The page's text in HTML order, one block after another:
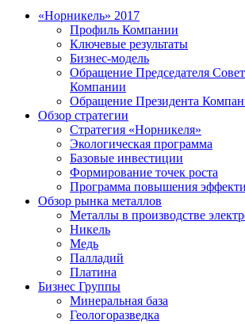
«Норникель» 2017
Профиль Компании
Ключевые результаты
Бизнес-модель
Обращение Председателя
Компании
Обращение Президента
Обзор стратегии
Стратегия «Норникеля»
Экологическая программа
Базовые инвестиции
Формирование точек роста
Программа повышения
Обзор рынка металлов
Металлы в производстве
Никель
Медь
Палладий
Платина
Бизнес Группы
Минеральная база
Геологоразведка